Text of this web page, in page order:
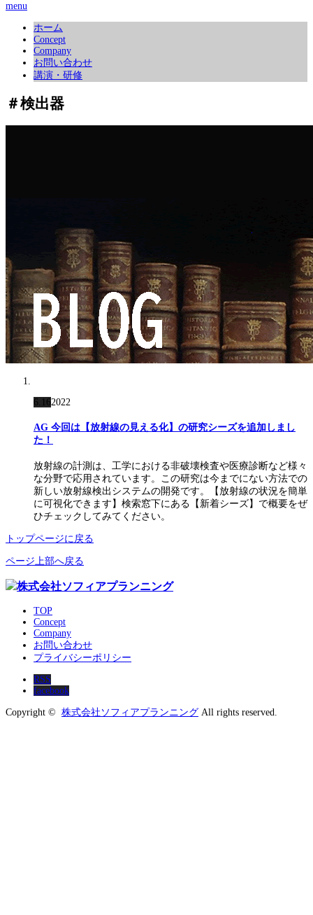
menu
ホーム
Concept
Company
お問い合わせ
講演・研修
＃検出器
6.162022
AG 今回は【放射線の見える化】の研究シーズを追加しまし
た！
放射線の計測は、工学における非破壊検査や医療診断など様々
な分野で応用されています。この研究は今までにない方法での
新しい放射線検出システムの開発です。【放射線の状況を簡単
に可視化できます】検索窓下にある【新着シーズ】で概要をぜ
ひチェックしてみてください。
トップページに戻る
ページ上部へ戻る
TOP
Concept
Company
お問い合わせ
プライバシーポリシー
RSS
facebook
Copyright © 株式会社ソフィアプランニング All rights reserved.